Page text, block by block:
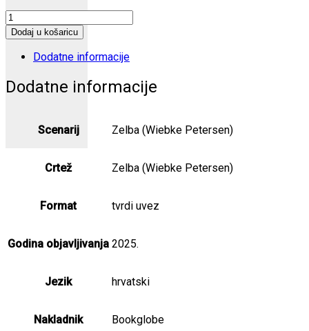
U
istom
čamcu
količina
Dodaj u košaricu
Dodatne informacije
Dodatne informacije
Scenarij Zelba (Wiebke Petersen)
Crtež Zelba (Wiebke Petersen)
Format tvrdi uvez
Godina objavljivanja 2025.
Jezik hrvatski
Nakladnik Bookglobe